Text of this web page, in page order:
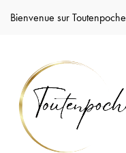
Bienvenue sur Toutenpoche